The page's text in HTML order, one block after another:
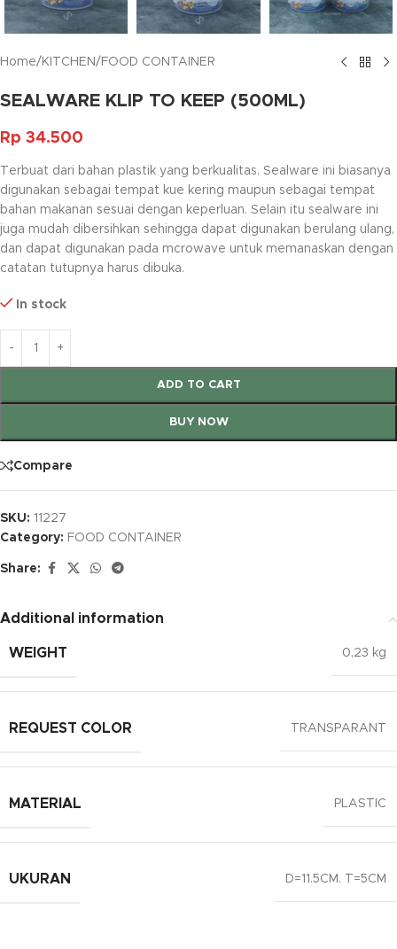
Home/ KITCHEN/ FOOD CONTAINER
SEALWARE KLIP TO KEEP (500ML)
Rp 34.500
Terbuat dari bahan plastik yang berkualitas. Sealware ini biasanya
digunakan sebagai tempat kue kering maupun sebagai tempat
bahan makanan sesuai dengan keperluan. Selain itu sealware ini
juga mudah dibersihkan sehingga dapat digunakan berulang ulang,
dan dapat digunakan pada mcrowave untuk memanaskan dengan
catatan tutupnya harus dibuka.
In stock
ADD TO CART
BUY NOW
Compare
SKU: 11227
Category: FOOD CONTAINER
Share:
Additional information
WEIGHT 0,23 kg
REQUEST COLOR TRANSPARANT
MATERIAL PLASTIC
UKURAN D=11.5CM. T=5CM